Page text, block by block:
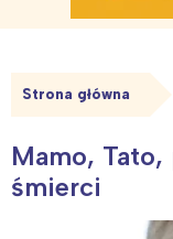
Strona główna
Mamo,
śmierci